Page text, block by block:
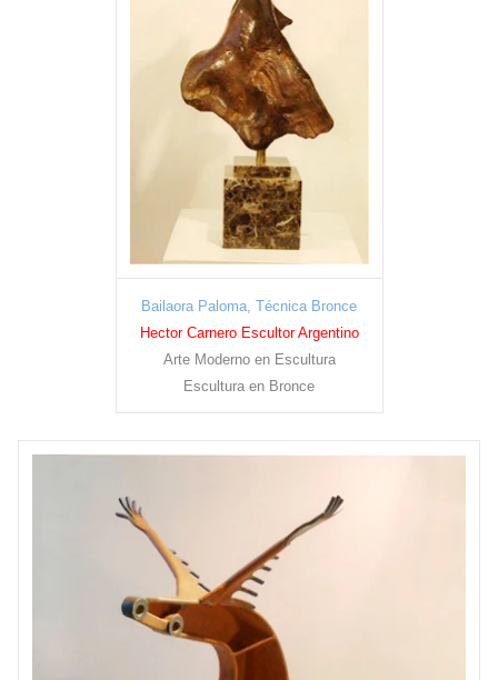
Bailaora Paloma, Técnica Bronce
Hector Carnero Escultor Argentino
Arte Moderno en Escultura
Escultura en Bronce